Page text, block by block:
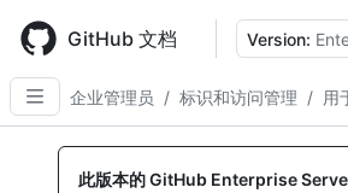
main
content
GitHub 文档 Version:
企业管理员 / 标识和访问管理 / 用
此版本的 GitHub Enterprise